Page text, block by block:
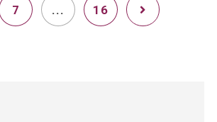
7 ... 16